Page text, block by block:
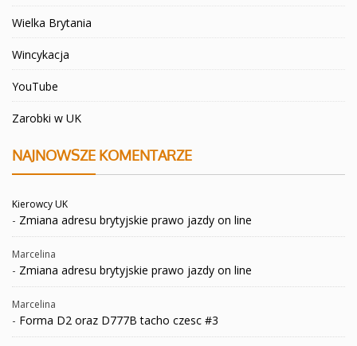
Wielka Brytania
Wincykacja
YouTube
Zarobki w UK
NAJNOWSZE KOMENTARZE
Kierowcy UK
- Zmiana adresu brytyjskie prawo jazdy on line
Marcelina
- Zmiana adresu brytyjskie prawo jazdy on line
Marcelina
- Forma D2 oraz D777B tacho czesc #3